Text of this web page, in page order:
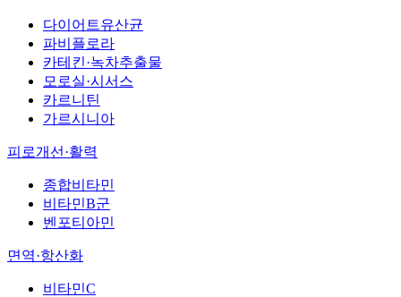
다이어트유산균
파비플로라
카테킨·녹차추출물
모로실·시서스
카르니틴
가르시니아
피로개선·활력
종합비타민
비타민B군
벤포티아민
면역·항산화
비타민C